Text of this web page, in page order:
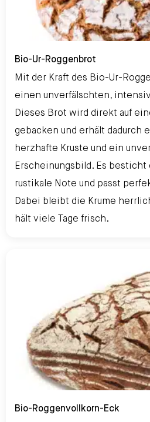
Bio-Ur-Roggenbrot
Mit der Kraft des Bio-Ur-
einen unverfälschten,
Dieses Brot wird direkt auf
gebacken und erhält dadurch
herzhafte Kruste und ein
Erscheinungsbild. Es
rustikale Note und passt
Dabei bleibt die Krume
hält viele Tage frisch.
Bio-Roggenvollkorn-Eck